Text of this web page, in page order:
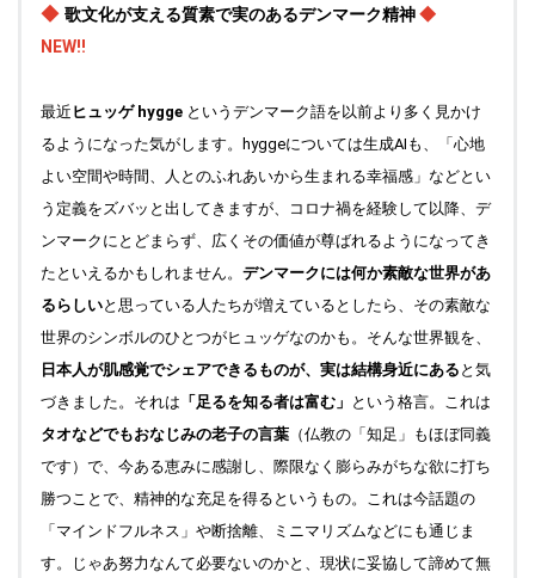
◆ 歌文化が支える質素で実のあるデンマーク精神◆
NEW!!
最近 ヒュッゲ hygge というデンマーク語を以前より多く見かけ
るようになった気がします。hyggeについては生成AIも、「心地
よい空間や時間、人とのふれあいから生まれる幸福感」などとい
う定義をズバッと出してきますが、コロナ禍を経験して以降、デ
ンマークにとどまらず、広くその価値が尊ばれるようになってき
たといえるかもしれません。 デンマークには何か素敵な世界があ
るらしいと思っている人たちが増えているとしたら、その素敵な
世界のシンボルのひとつがヒュッゲなのかも。そんな世界観を、
日本人が肌感覚でシェアできるものが、実は結構身近にある と気
づきました。それは 「足るを知る者は富む」 という格言。これは
タオなどでもおなじみの老子の言葉 （仏教の「知足」もほぼ同義
です）で、今ある恵みに感謝し、際限なく膨らみがちな欲に打ち
勝つことで、精神的な充足を得るというもの。これは今話題の
「マインドフルネス」や断捨離、ミニマリズムなどにも通じま
す。じゃあ努力なんて必要ないのかと、現状に妥協して諦めて無